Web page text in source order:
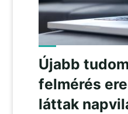
Újabb
felmérés
láttak